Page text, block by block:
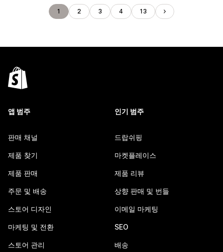
1 2 3 4 13
앱 범주
판매 채널
제품 찾기
제품 판매
주문 및 배송
스토어 디자인
마케팅 및 전환
스토어 관리
인기 범주
드랍쉬핑
마켓플레이스
제품 리뷰
상향 판매 및 번들
이메일 마케팅
SEO
배송